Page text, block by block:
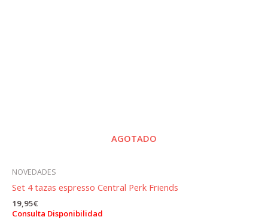
AGOTADO
NOVEDADES
Set 4 tazas espresso Central Perk Friends
19,95€
Consulta Disponibilidad